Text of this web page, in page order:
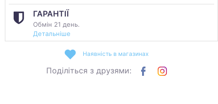
ГАРАНТІЇ
Обмін 21 день.
Детальніше
Наявність в магазинах
Поділіться з друзями: